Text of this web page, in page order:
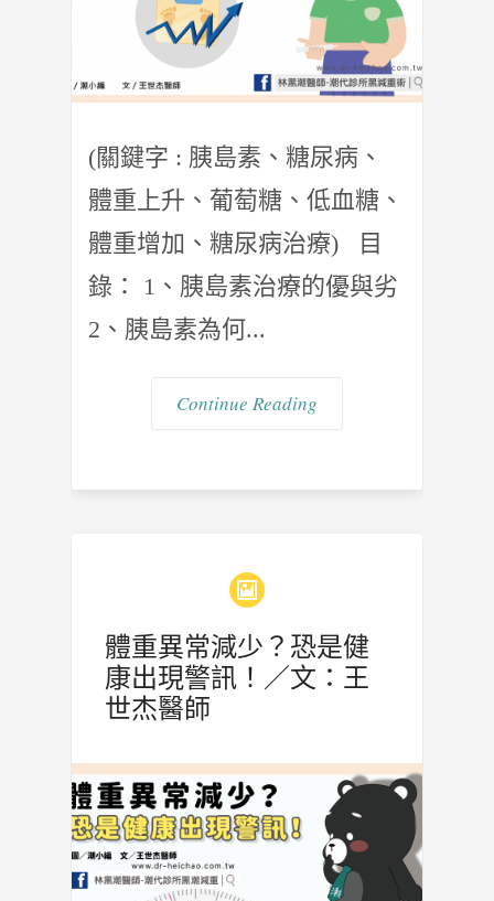
(關鍵字 : 胰島素、糖尿病、
體重上升、葡萄糖、低血糖、
體重增加、糖尿病治療) 目
錄： 1、胰島素治療的優與劣
2、胰島素為何...
Continue Reading
體重異常減少？恐是健
康出現警訊！／文：王
世杰醫師